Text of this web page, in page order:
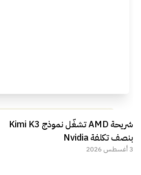
مراجعة شاملة لعملاق الألعاب
الجديد REDMAGIC 11 AIR
شريحة AMD تشغّل نموذج Kimi K3
بنصف تكلفة Nvidia
3 أغسطس 2026